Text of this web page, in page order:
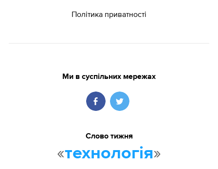
Політика приватності
Ми в суспільних мережах
Слово тижня
«технологія»